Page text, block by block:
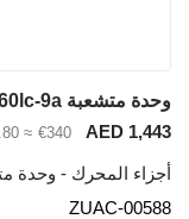
متشعبة